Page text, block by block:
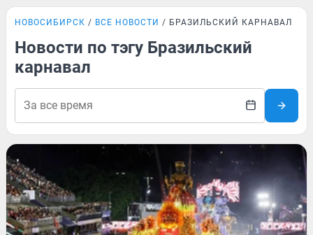
НОВОСИБИРСК ВСЕ НОВОСТИ БРАЗИЛЬСКИЙ КАРНАВАЛ
Новости по тэгу Бразильский
карнавал